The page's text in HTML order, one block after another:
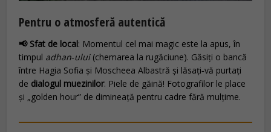
Pentru o atmosferă autentică
📢 Sfat de local: Momentul cel mai magic este la apus, în
timpul adhan‑ului(chemarea la rugăciune). Găsiți o bancă
între Hagia Sofia și Moscheea Albastră și lăsați‑vă purtați
de dialogul muezinilor. Piele de găină! Fotografilor le place
și „golden hour” de dimineață pentru cadre fără mulțime.